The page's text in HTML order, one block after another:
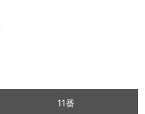
11番